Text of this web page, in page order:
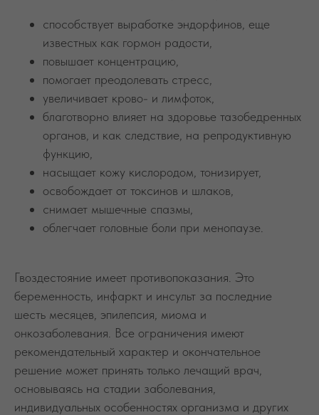
способствует выработке эндорфинов, еще
известных как гормон радости,
повышает концентрацию,
помогает преодолевать стресс,
увеличивает крово- и лимфоток,
благотворно влияет на здоровье тазобедренных
органов, и как следствие, на репродуктивную
функцию,
насыщает кожу кислородом, тонизирует,
освобождает от токсинов и шлаков,
снимает мышечные спазмы,
облегчает головные боли при менопаузе.
Гвоздестояние имеет противопоказания. Это
беременность, инфаркт и инсульт за последние
шесть месяцев, эпилепсия, миома и
онкозаболевания. Все ограничения имеют
рекомендательный характер и окончательное
решение может принять только лечащий врач,
основываясь на стадии заболевания,
индивидуальных особенностях организма и других